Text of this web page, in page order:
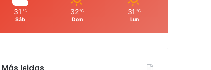
31 ℃
Sáb
32 ℃
Dom
31 ℃
Lun
Más leidas